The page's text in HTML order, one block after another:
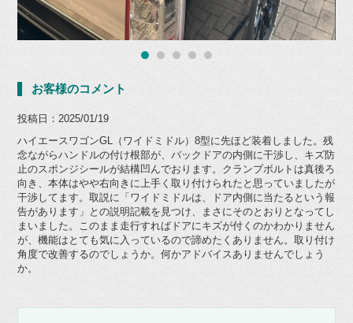
お客様のコメント
投稿日：2025/01/19
ハイエースワゴンGL（ワイドミドル）8型に先ほど装着しました。残
念ながらハンドルの付け根部が、バックドアの内側に干渉し、キズ防
止のスポンジシールが結構凹んでおります。クランプボルトは真後ろ
向き、本体はやや右向きに上手く取り付けられたと思っていましたが
干渉してます。取説に「ワイドミドルは、ドア内側に当たるという報
告があります」との説明記載を見つけ、まさにそのとおりとなってし
まいました。このまま走行すればドアにキズが付くのかわかりません
が、機能はとても気に入っているので諦めたくありません。取り付け
角度で改善するのでしょうか。何かアドバイスありませんでしょう
か。